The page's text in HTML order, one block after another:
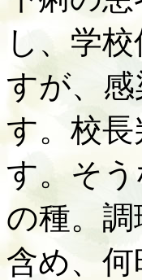
し、学
すが、
す。校
す。そ
の種。
含め、